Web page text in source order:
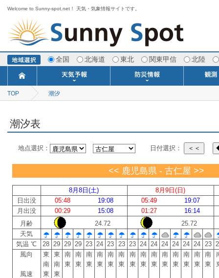
Welcome to Sunny-spot.net！ 天気・気象情報サイトです。
全国 北海道 東北 関東甲信 北陸
今日明日の天気
ポイント予報
週間天気予報
寒・暖候期予報
TOP 潮汐
潮汐表
地点選択： 日付選択： ＜＜
<< 鹿児島県 - 古仁屋 >>
8月8日(土)
8月9日(日)
日出没
05:48 19:08 05:49
19:07
月出没
00:29 15:08 01:27
16:14
月齢
24.72
25.72
天気
気温 ℃
28 29 29 29 23 24 23 23 23 24 24 24 24 24 24 23
風向
風速
東
南
東
東
南
東
南
東
南
東
南
東
南
東
南
東
南
東
南
東
南
東
南
東
南
東
南
東
南
東
南
東
南
東